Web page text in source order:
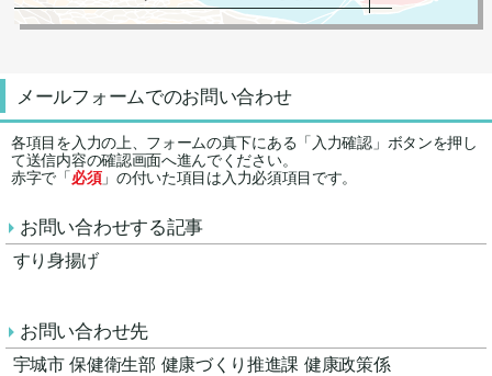
メールフォームでのお問い合わせ
各項目を入力の上、フォームの真下にある「入力確認」ボタンを押し
て送信内容の確認画面へ進んでください。
赤字で「必須」の付いた項目は入力必須項目です。
お問い合わせする記事
すり身揚げ
お問い合わせ先
宇城市 保健衛生部 健康づくり推進課 健康政策係